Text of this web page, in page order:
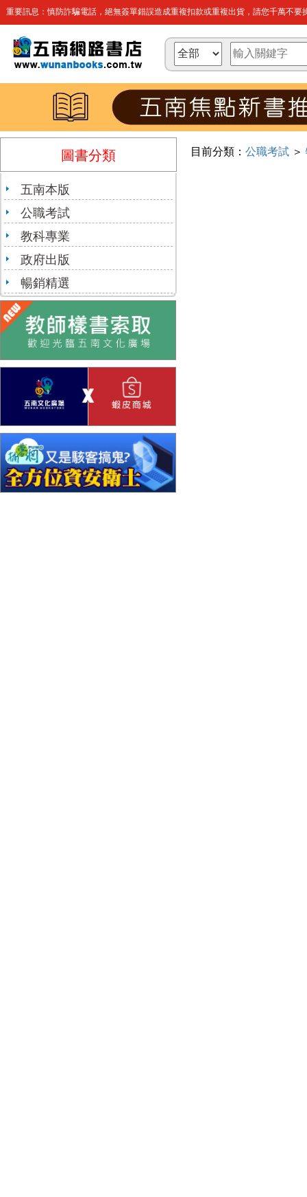
重要訊息：慎防詐騙電話，絕無簽單錯誤造成重複扣款或重複出貨，請您千萬不要
圖書分類
五南本版
公職考試
教科專業
政府出版
暢銷精選
目前分類： 公職考試 ＞